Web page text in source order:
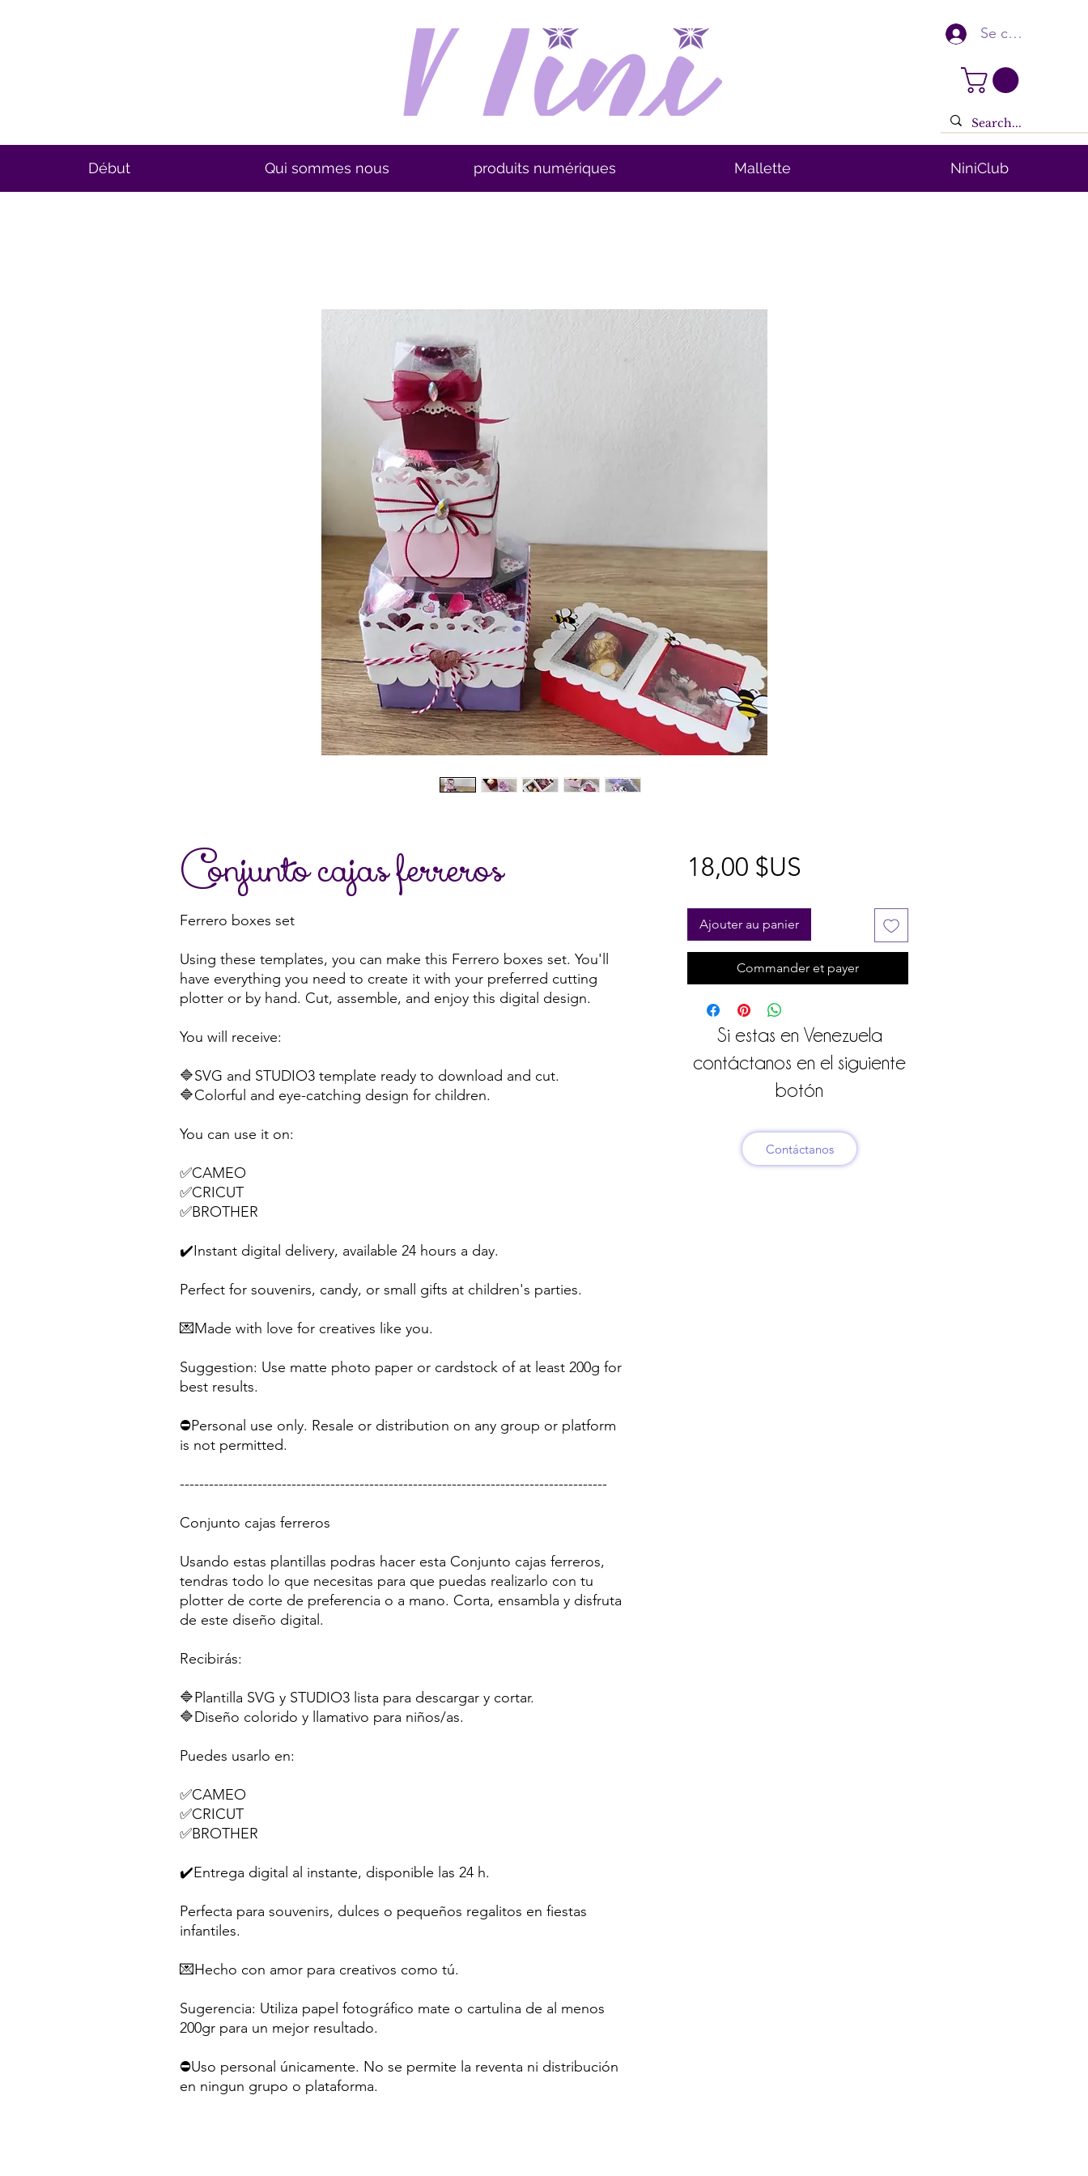
Se connecter
Début Qui sommes nous produits numériques Mallette NiniClub
Conjunto cajas ferreros
Ferrero boxes set
Using these templates, you can make this Ferrero boxes set. You'll
have everything you need to create it with your preferred cutting
plotter or by hand. Cut, assemble, and enjoy this digital design.
You will receive:
🔷SVG and STUDIO3 template ready to download and cut.
🔷Colorful and eye-catching design for children.
You can use it on:
✅CAMEO
✅CRICUT
✅BROTHER
✔️Instant digital delivery, available 24 hours a day.
Perfect for souvenirs, candy, or small gifts at children's parties.
💌Made with love for creatives like you.
Suggestion: Use matte photo paper or cardstock of at least 200g for
best results.
⛔Personal use only. Resale or distribution on any group or platform
is not permitted.
----------------------------------------------------------------------------------------
Conjunto cajas ferreros
Usando estas plantillas podras hacer esta Conjunto cajas ferreros,
tendras todo lo que necesitas para que puedas realizarlo con tu
plotter de corte de preferencia o a mano. Corta, ensambla y disfruta
de este diseño digital.
Recibirás:
🔷Plantilla SVG y STUDIO3 lista para descargar y cortar.
🔷Diseño colorido y llamativo para niños/as.
Puedes usarlo en:
✅CAMEO
✅CRICUT
✅BROTHER
✔️Entrega digital al instante, disponible las 24 h.
Perfecta para souvenirs, dulces o pequeños regalitos en fiestas
infantiles.
💌Hecho con amor para creativos como tú.
Sugerencia: Utiliza papel fotográfico mate o cartulina de al menos
200gr para un mejor resultado.
⛔Uso personal únicamente. No se permite la reventa ni distribución
en ningun grupo o plataforma.
18,00 $US
Ajouter au panier
Commander et payer
Si estas en Venezuela
contáctanos en el siguiente
botón
Contáctanos